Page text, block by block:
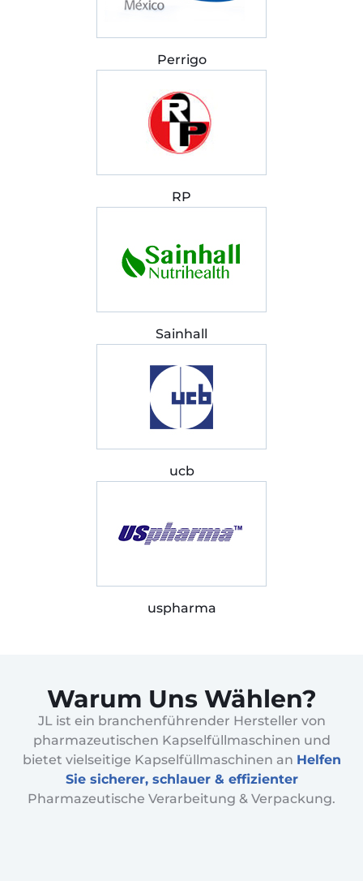
Perrigo
RP
Sainhall
ucb
uspharma
Warum Uns Wählen?
JL ist ein branchenführender Hersteller von
pharmazeutischen Kapselfüllmaschinen und
bietet vielseitige Kapselfüllmaschinen an Helfen
Sie sicherer, schlauer & effizienter
Pharmazeutische Verarbeitung & Verpackung.